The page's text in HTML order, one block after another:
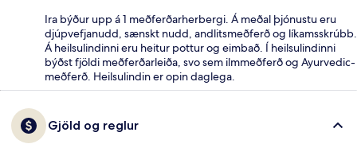
Ira býður upp á 1 meðferðarherbergi. Á meðal þjónustu eru
djúpvefjanudd, sænskt nudd, andlitsmeðferð og líkamsskrúbb.
Á heilsulindinni eru heitur pottur og eimbað. Í heilsulindinni
býðst fjöldi meðferðarleiða, svo sem ilmmeðferð og Ayurvedic-
meðferð. Heilsulindin er opin daglega.
Gjöld og reglur